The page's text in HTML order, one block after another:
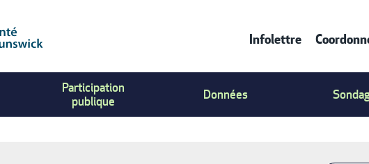
Contact
Menu
Infolettre
Participation
publique
Données